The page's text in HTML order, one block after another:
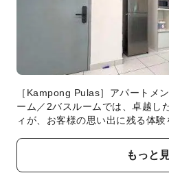
［Kampong Pulas］アパートメ
ーム／2バスルームでは、卓越し
ィが、お客様の思い出に残る体験
す。 最高のくつろぎをお約束す
インで、基本的な生活必需品を
出します。当宿泊施設でのワン
もっと